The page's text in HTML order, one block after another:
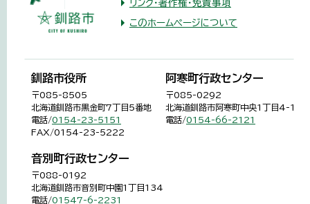
リンク・著作権・免責事項
このホームページについて
釧路市役所
〒085-8505
北海道釧路市黒金町7丁目5番地
電話/0154-23-5151
FAX/0154-23-5222
阿寒町行政センター
〒085-0292
北海道釧路市阿寒町中央1丁目4-1
電話/0154-66-2121
音別町行政センター
〒088-0192
北海道釧路市音別町中園1丁目134
電話/01547-6-2231